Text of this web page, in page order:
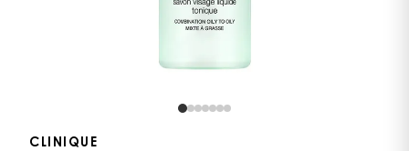
CLINIQUE